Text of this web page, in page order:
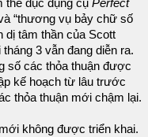
thể dục dụng cụ Perfect
“thương vụ bảy chữ số
dị tâm thần của Scott
tháng 3 vẫn đang diễn ra.
số các thỏa thuận được
kế hoạch từ lâu trước
thỏa thuận mới chậm lại.
không được triển khai.